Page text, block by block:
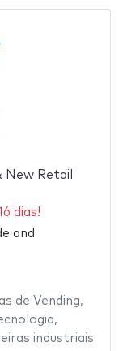
New Retail
dias!
and
de Vending,
,
industriais